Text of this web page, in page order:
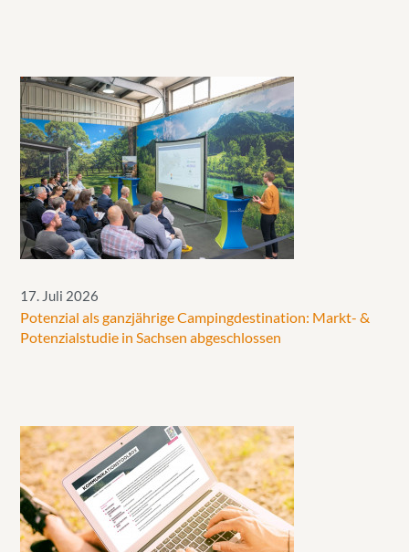
17. Juli 2026
Potenzial als ganzjährige Campingdestination: Markt- &
Potenzialstudie in Sachsen abgeschlossen